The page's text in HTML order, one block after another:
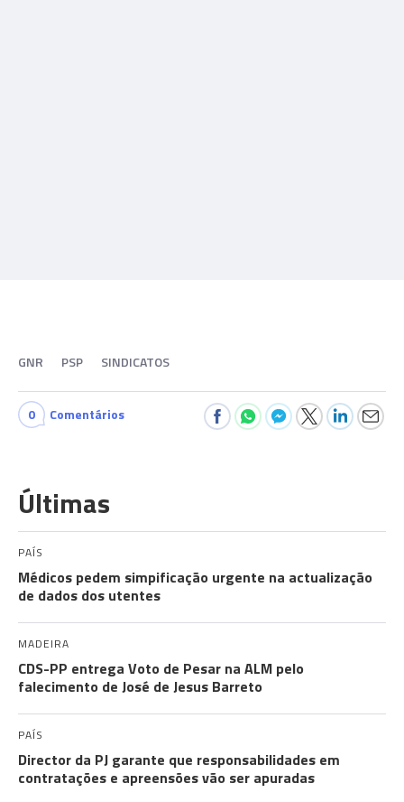
GNR PSP SINDICATOS
0 Comentários
Últimas
PAÍS
Médicos pedem simpificação urgente na actualização
de dados dos utentes
MADEIRA
CDS-PP entrega Voto de Pesar na ALM pelo
falecimento de José de Jesus Barreto
PAÍS
Director da PJ garante que responsabilidades em
contratações e apreensões vão ser apuradas